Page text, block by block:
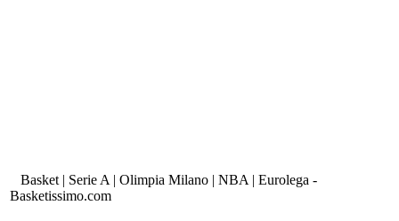
Basket | Serie A | Olimpia Milano | NBA | Eurolega -
Basketissimo.com